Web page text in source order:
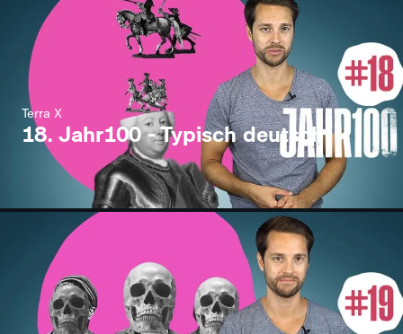
Terra X
18. Jahr100 - Typisch deutsch